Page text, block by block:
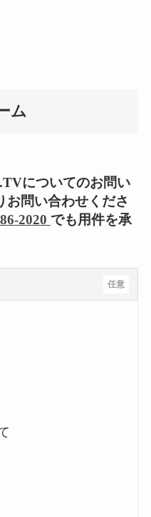
ム
についてのお問い
お問い合わせくださ
2020 でも用件を承
任意